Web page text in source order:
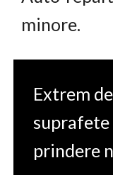
minore.
Extrem
suprafete
prindere